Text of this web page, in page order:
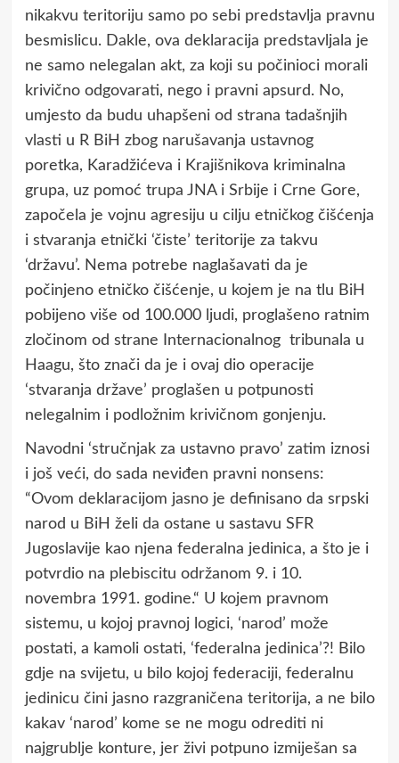
nikakvu teritoriju samo po sebi predstavlja pravnu
besmislicu. Dakle, ova deklaracija predstavljala je
ne samo nelegalan akt, za koji su počinioci morali
krivično odgovarati, nego i pravni apsurd. No,
umjesto da budu uhapšeni od strana tadašnjih
vlasti u R BiH zbog narušavanja ustavnog
poretka, Karadžićeva i Krajišnikova kriminalna
grupa, uz pomoć trupa JNA i Srbije i Crne Gore,
započela je vojnu agresiju u cilju etničkog čišćenja
i stvaranja etnički ‘čiste’ teritorije za takvu
‘državu’. Nema potrebe naglašavati da je
počinjeno etničko čišćenje, u kojem je na tlu BiH
pobijeno više od 100.000 ljudi, proglašeno ratnim
zločinom od strane Internacionalnog tribunala u
Haagu, što znači da je i ovaj dio operacije
‘stvaranja države’ proglašen u potpunosti
nelegalnim i podložnim krivičnom gonjenju.
Navodni ‘stručnjak za ustavno pravo’ zatim iznosi
i još veći, do sada neviđen pravni nonsens:
“Ovom deklaraciјom јasno јe definisano da srpski
narod u BiH želi da ostane u sastavu SFR
Јugoslaviјe kao njena federalna јedinica, a što јe i
potvrdio na plebiscitu održanom 9. i 10.
novembra 1991. godine.“ U kojem pravnom
sistemu, u kojoj pravnoj logici, ‘narod’ može
postati, a kamoli ostati, ‘federalna jedinica’?! Bilo
gdje na svijetu, u bilo kojoj federaciji, federalnu
jedinicu čini jasno razgraničena teritorija, a ne bilo
kakav ‘narod’ kome se ne mogu odrediti ni
najgrublje konture, jer živi potpuno izmiješan sa